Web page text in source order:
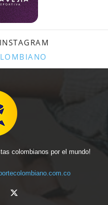
colombianos por el mundo!